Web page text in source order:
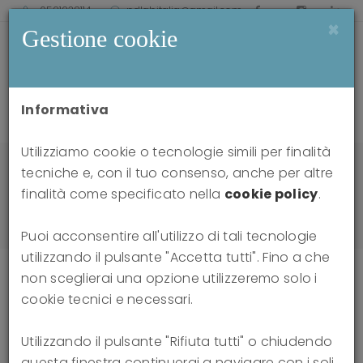
0521238114 pdlabitalia@gmail.com
news
Differential neural response to psychoanalytic
interviewing: A single-case analysis using EEG
Differential neural response to
psychoanalytic intervention
Gestione cookie ×
Informativa
Utilizziamo cookie o tecnologie simili per finalità
tecniche e, con il tuo consenso, anche per altre
finalità come specificato nella cookie policy.
Puoi acconsentire all'utilizzo di tali tecnologie
utilizzando il pulsante "Accetta tutti". Fino a che
non sceglierai una opzione utilizzeremo solo i
cookie tecnici e necessari.
Utilizzando il pulsante "Rifiuta tutti" o chiudendo